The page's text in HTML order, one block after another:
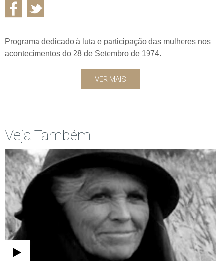
Programa dedicado à luta e participação das mulheres nos
acontecimentos do 28 de Setembro de 1974.
VER MAIS
Veja Também